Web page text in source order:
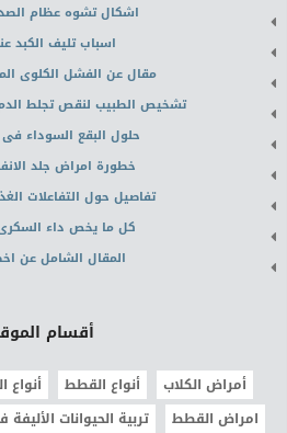
اشكال تشوه عظام
اسباب تليف الكبد
مقال عن الفشل الكلوى
تشخيص الطبيب لنقص تجلط
حلول البقع السوداء
خطورة امراض جلد
تفاصيل حول التفاعلات
كل ما يخص داء
المقال الشامل عن
أقسام
أمراض الكلاب أنواع القطط أنواع
امراض القطط
تربية الحيوانات